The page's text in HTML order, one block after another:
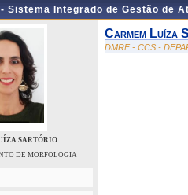
- Sistema Integrado de Gestão de
SARTÓRIO
DE MORFOLOGIA
Carmem Luíza
DMRF - CCS -